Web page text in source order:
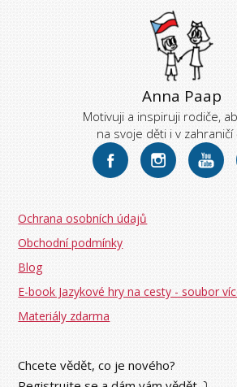
Anna Paap
Motivuji a inspiruji rodiče,
na svoje děti i v zahraničí
Ochrana osobních údajů
Obchodní podmínky
Blog
E-book Jazykové hry na cesty - soubor
Materiály zdarma
Chcete vědět, co je nového?